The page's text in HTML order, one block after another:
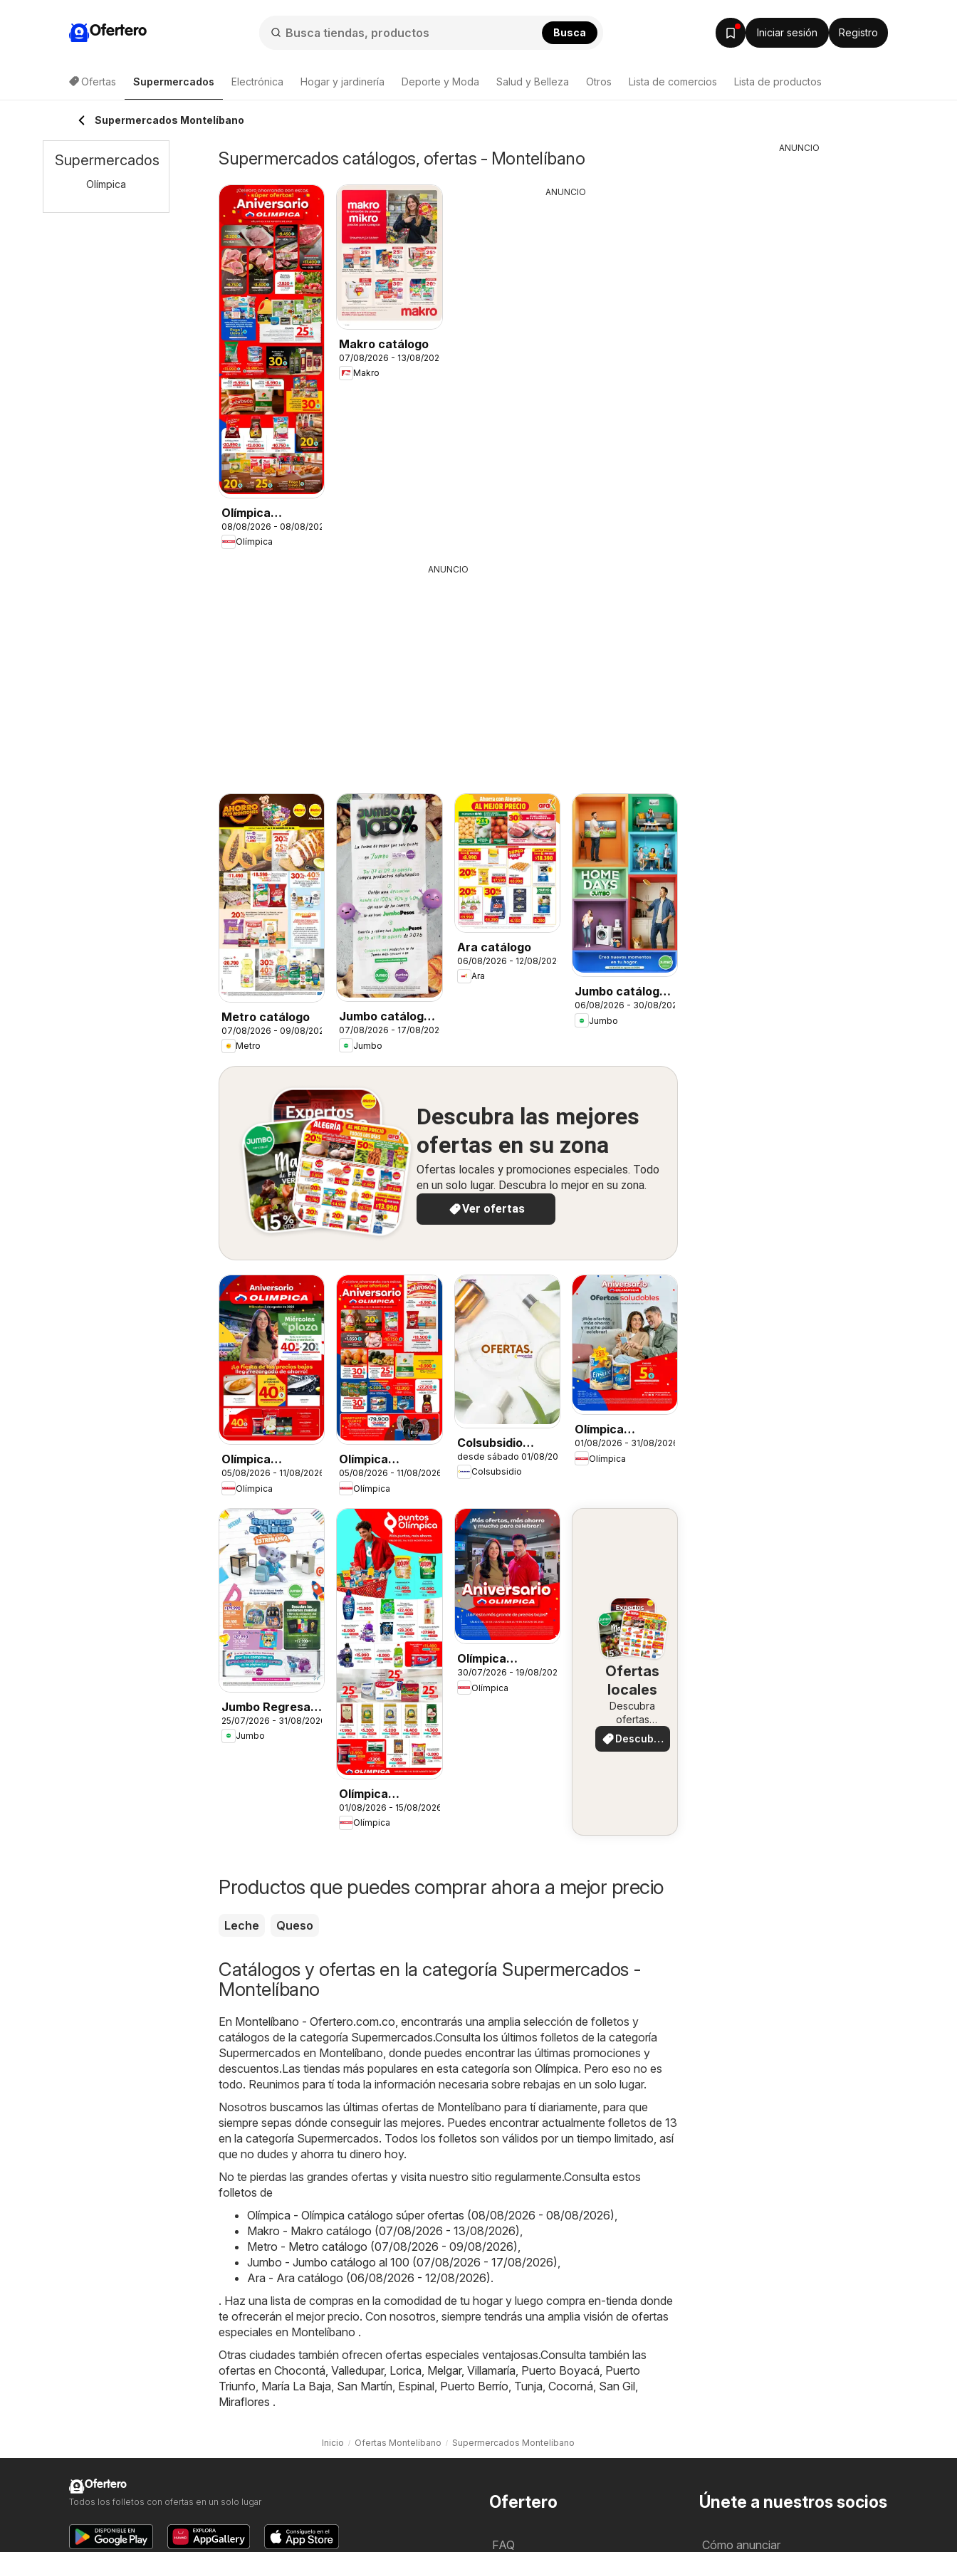
Ofertero Busca Iniciar sesión Registro
Ofertas Supermercados Electrónica Hogar y jardinería Deporte y Moda Salud y Belleza Otros Lista de comercios Lista de productos
Supermercados Montelíbano
Supermercados catálogos, ofertas - Montelíbano
Olímpica
catálogo súper
ofertas
08/08/2026 - 08/08/2026
Olímpica
Makro catálogo
07/08/2026 - 13/08/2026
Makro
ANUNCIO
ANUNCIO
Metro catálogo
07/08/2026 - 09/08/2026
Metro
Jumbo catálogo
al 100
07/08/2026 - 17/08/2026
Jumbo
Ara catálogo
06/08/2026 - 12/08/2026
Ara
Jumbo catálogo
Home days
06/08/2026 - 30/08/2026
Jumbo
Descubra las mejores
ofertas en su zona
Ofertas locales y promociones especiales. Todo
en un solo lugar. Descubra lo mejor en su zona.
Ver ofertas
Olímpica
catálogo
Miércoles de
Plaza
05/08/2026 - 11/08/2026
Olímpica
Olímpica
catálogo
Aniversario
05/08/2026 - 11/08/2026
Olímpica
Colsubsidio
catálogo
desde sábado 01/08/2026
Colsubsidio
Olímpica
catálogo
01/08/2026 - 31/08/2026
Olímpica
Jumbo Regresa a
clase
25/07/2026 - 31/08/2026
Jumbo
Olímpica
catálogo Más
puntos, más
01/08/2026 - 15/08/2026
Olímpica
Olímpica
Aniversario
Ofertas textil y
30/07/2026 - 19/08/2026
Olímpica
Ofertas
locales
Descubra
ofertas
especiales
Descubre
ofertas
Productos que puedes comprar ahora a mejor precio
Leche Queso
Catálogos y ofertas en la categoría Supermercados -
Montelíbano
En Montelíbano - Ofertero.com.co , encontrarás una amplia selección de folletos y
catálogos de la categoría Supermercados.Consulta los últimos folletos de la categoría
Supermercados en Montelíbano, donde puedes encontrar las últimas promociones y
descuentos.Las tiendas más populares en esta categoría son Olímpica. Pero eso no es
todo. Reunimos para tí toda la información necesaria sobre rebajas en un solo lugar.
Nosotros buscamos las últimas ofertas de Montelíbano para tí diariamente, para que
siempre sepas dónde conseguir las mejores. Puedes encontrar actualmente folletos de 13
en la categoría Supermercados. Todos los folletos son válidos por un tiempo limitado, así
que no dudes y ahorra tu dinero hoy.
No te pierdas las grandes ofertas y visita nuestro sitio regularmente.Consulta estos
folletos de
Olímpica - Olímpica catálogo súper ofertas (08/08/2026 - 08/08/2026)
Makro - Makro catálogo (07/08/2026 - 13/08/2026)
Metro - Metro catálogo (07/08/2026 - 09/08/2026)
Jumbo - Jumbo catálogo al 100 (07/08/2026 - 17/08/2026)
Ara - Ara catálogo (06/08/2026 - 12/08/2026).
. Haz una lista de compras en la comodidad de tu hogar y luego compra en-tienda donde
te ofrecerán el mejor precio. Con nosotros, siempre tendrás una amplia visión de ofertas
especiales en Montelíbano .
Otras ciudades también ofrecen ofertas especiales ventajosas.Consulta también las
ofertas en Chocontá Valledupar, Lorica Melgar, Villamaría Puerto Boyacá Puerto
Triunfo María La Baja San Martín Espinal Puerto Berrío Tunja Cocorná San Gil
Miraflores .
Inicio Ofertas Montelíbano Supermercados Montelíbano
Supermercados
Olímpica
ANUNCIO
Ofertero
FAQ
Únete a nuestros socios
Cómo anunciar
Ofertero
Todos los folletos con ofertas en un solo lugar